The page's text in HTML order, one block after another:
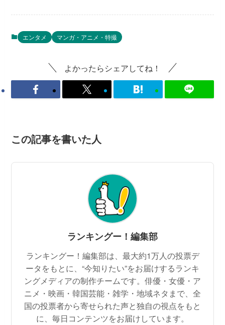
エンタメ マンガ・アニメ・特撮
よかったらシェアしてね！
この記事を書いた人
ランキングー！編集部
ランキングー！編集部は、最大約1万人の投票デ
ータをもとに、“今知りたい”をお届けするランキ
ングメディアの制作チームです。俳優・女優・ア
ニメ・映画・韓国芸能・雑学・地域ネタまで、全
国の投票者から寄せられた声と独自の視点をもと
に、毎日コンテンツをお届けしています。